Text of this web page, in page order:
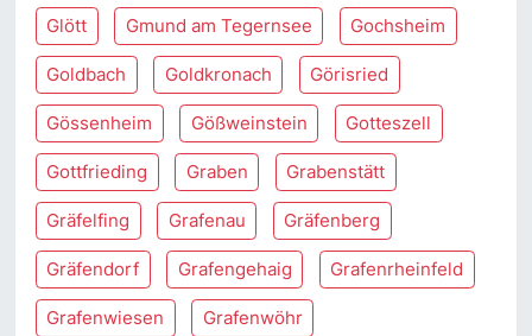
Glött Gmund am Tegernsee Gochsheim
Goldbach Goldkronach Görisried
Gössenheim Gößweinstein Gotteszell
Gottfrieding Graben Grabenstätt
Gräfelfing Grafenau Gräfenberg
Gräfendorf Grafengehaig Grafenrheinfeld
Grafenwiesen Grafenwöhr